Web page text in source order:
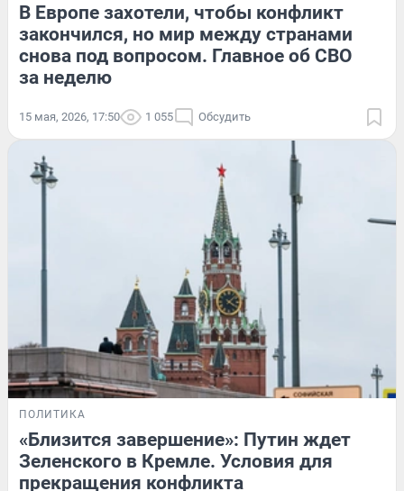
В Европе захотели, чтобы конфликт
закончился, но мир между странами
снова под вопросом. Главное об СВО
за неделю
15 мая, 2026, 17:50 1 055 Обсудить
ПОЛИТИКА
«Близится завершение»: Путин ждет
Зеленского в Кремле. Условия для
прекращения конфликта